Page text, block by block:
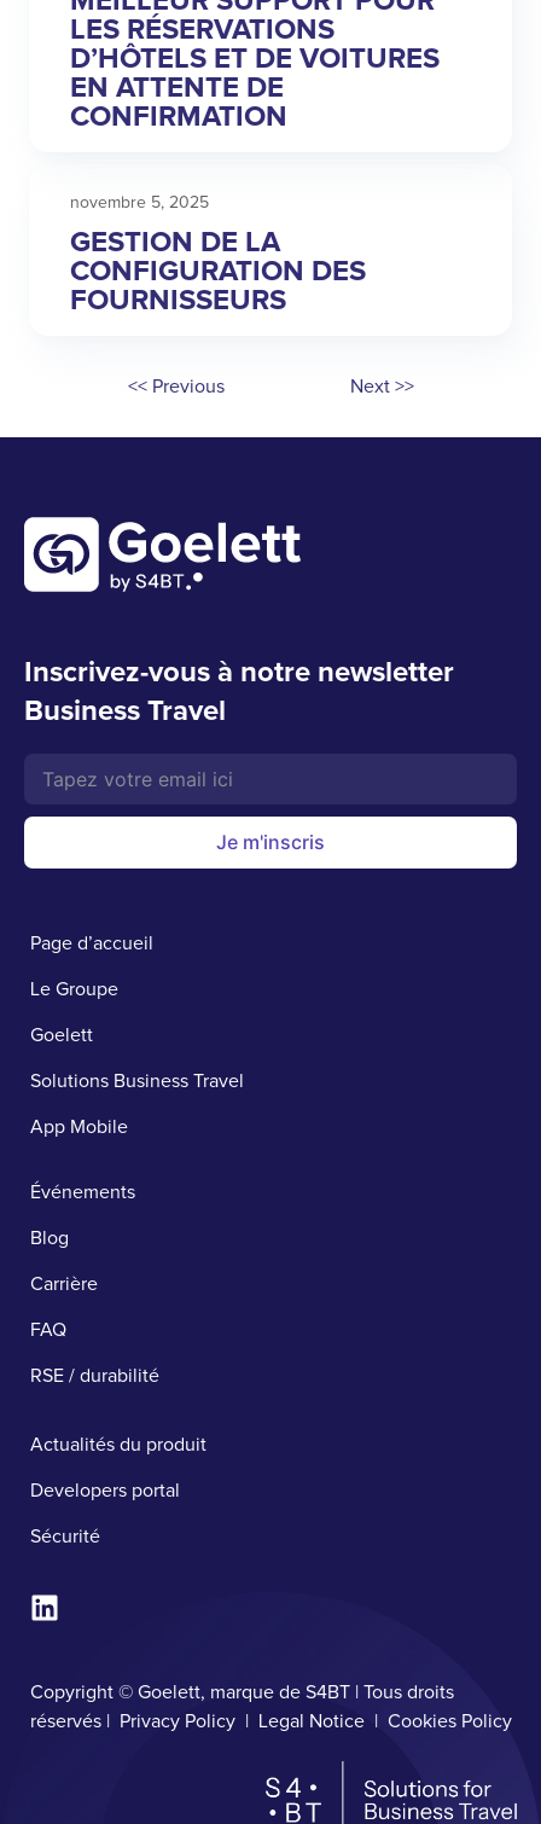
LES RÉSERVATIONS
D’HÔTELS ET DE VOITURES
EN ATTENTE DE
CONFIRMATION
novembre 5, 2025
GESTION DE LA
CONFIGURATION DES
FOURNISSEURS
<< Previous Next >>
Inscrivez-vous à notre newsletter
Business Travel
Je m'inscris
Page d’accueil
Le Groupe
Goelett
Solutions Business Travel
App Mobile
Événements
Blog
Carrière
FAQ
RSE / durabilité
Actualités du produit
Developers portal
Sécurité ​
Copyright © Goelett, marque de S4BT | Tous droits
réservés |
Privacy Policy Legal Notice Cookies Policy